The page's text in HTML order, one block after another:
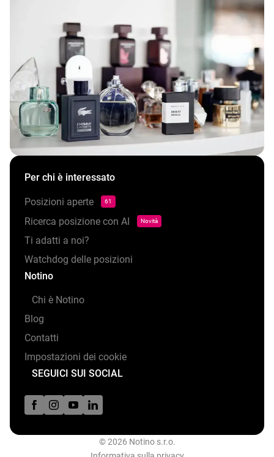
Per chi è interessato
Posizioni aperte 61
Ricerca posizione con AI Novità
Ti adatti a noi?
Watchdog delle posizioni
Notino
Chi è Notino
Blog
Contatti
Impostazioni dei cookie
SEGUICI SUI SOCIAL
© 2026 Notino s.r.o.